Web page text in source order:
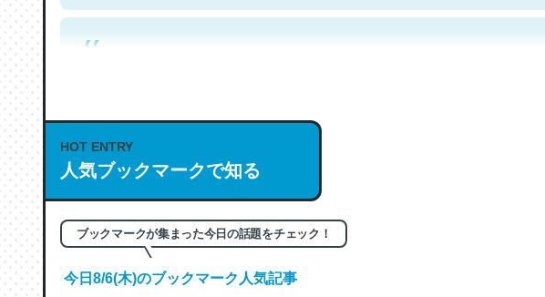
これは良記事。32768トークンだと英語小説100ページ分くらい。小説でいう「ず
の伏線」は回収されないけど、短期記憶というには多い分量。進化すればするほ
─GPTの仕組みと限界についての考察（１） - conceptualization
HOT ENTRY
人気ブックマークで知る
ブックマークが集まった今日の話題をチェック！
今日8/6(木)のブックマーク人気記事